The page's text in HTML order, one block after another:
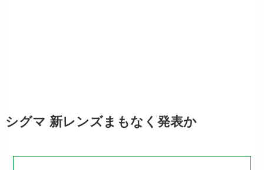
シグマ 新レンズまもなく発表か